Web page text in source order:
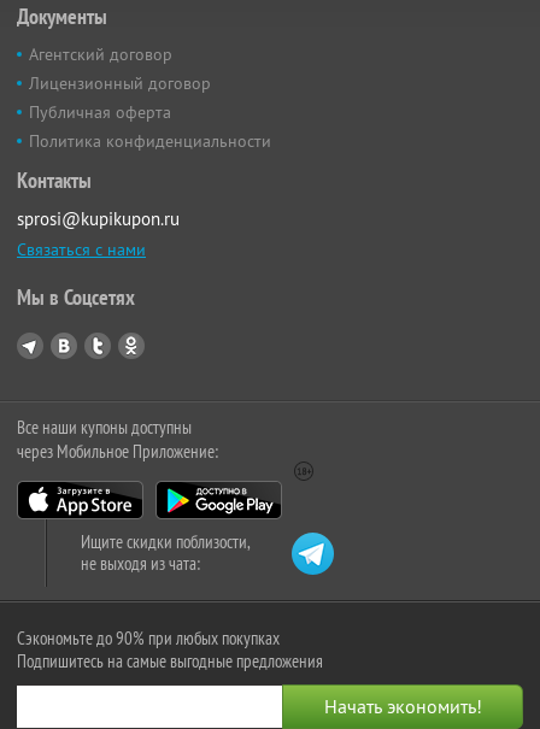
Документы
Агентский договор
Лицензионный договор
Публичная оферта
Политика конфиденциальности
Контакты
sprosi@kupikupon.ru
Связаться с нами
Мы в Соцсетях
Все наши купоны доступны
через Мобильное Приложение:
Ищите скидки поблизости,
не выходя из чата:
Сэкономьте до 90% при любых покупках
Подпишитесь на самые выгодные предложения